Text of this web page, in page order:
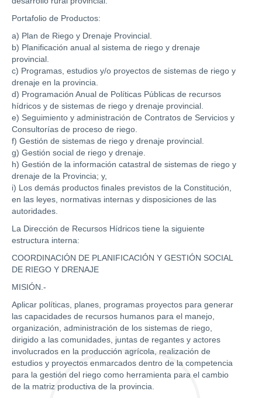
Portafolio de Productos:
a) Plan de Riego y Drenaje Provincial.
b) Planificación anual al sistema de riego y drenaje
provincial.
c) Programas, estudios y/o proyectos de sistemas de riego y
drenaje en la provincia.
d) Programación Anual de Políticas Públicas de recursos
hídricos y de sistemas de riego y drenaje provincial.
e) Seguimiento y administración de Contratos de Servicios y
Consultorías de proceso de riego.
f) Gestión de sistemas de riego y drenaje provincial.
g) Gestión social de riego y drenaje.
h) Gestión de la información catastral de sistemas de riego y
drenaje de la Provincia; y,
i) Los demás productos finales previstos de la Constitución,
en las leyes, normativas internas y disposiciones de las
autoridades.
La Dirección de Recursos Hídricos tiene la siguiente
estructura interna:
COORDINACIÓN DE PLANIFICACIÓN Y GESTIÓN SOCIAL
DE RIEGO Y DRENAJE
MISIÓN.-
Aplicar políticas, planes, programas proyectos para generar
las capacidades de recursos humanos para el manejo,
organización, administración de los sistemas de riego,
dirigido a las comunidades, juntas de regantes y actores
involucrados en la producción agrícola, realización de
estudios y proyectos enmarcados dentro de la competencia
para la gestión del riego como herramienta para el cambio
de la matriz productiva de la provincia.